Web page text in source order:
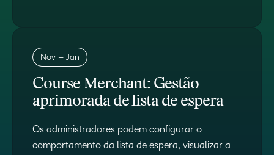
Nov – Jan
Course Merchant: Gestão
aprimorada de lista de espera
Os administradores podem configurar o
comportamento da lista de espera, visualizar a